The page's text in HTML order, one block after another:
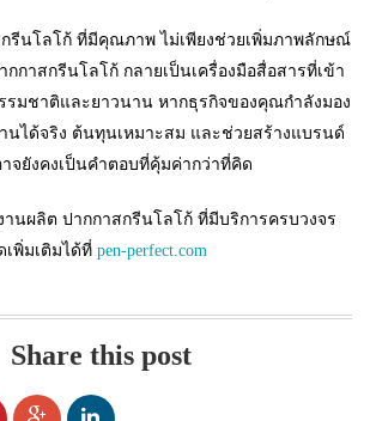
กรีนโลโก้ ที่มีคุณภาพ ไม่เพียงช่วยเพิ่มภาพลักษณ์
กกาสกรีนโลโก้ กลายเป็นเครื่องมือสื่อสารที่เข้า
รมชาติและยาวนาน หากธุรกิจของคุณกำลังมอง
นได้จริง ต้นทุนเหมาะสม และช่วยสร้างแบรนด์
จยังคงเป็นคำตอบที่คุ้มค่ากว่าที่คิด
านผลิต ปากกาสกรีนโลโก้ ที่มีบริการครบวงจร
เพิ่มเติมได้ที่ pen-perfect.com
Share this post